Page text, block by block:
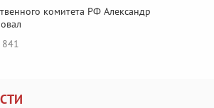
комитета РФ Александр
841